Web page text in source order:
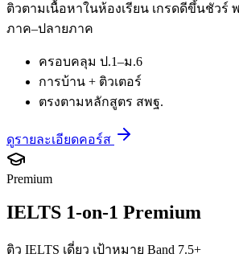
ติวตามเนื้อหาในห้องเรียน เกรดดีขึ้นชัวร์
ภาค–ปลายภาค
ครอบคลุม ป.1–ม.6
การบ้าน + ติวเตอร์
ตรงตามหลักสูตร สพฐ.
ดูรายละเอียดคอร์ส
Premium
IELTS 1-on-1 Premium
ติว IELTS เดี่ยว เป้าหมาย Band 7.5+